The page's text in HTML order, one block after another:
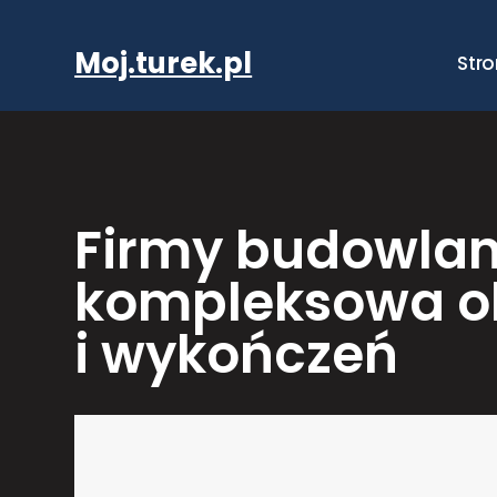
Moj.turek.pl
Firmy
kompleksowa
i wykończeń